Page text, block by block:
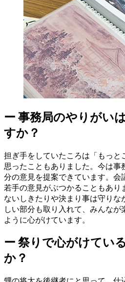
ー 事務局のやりがい
すか？
担ぎ手をしていたころは「もっと
思ったこともありました。今は事
分の意見を提案できています。会
若手の意見がぶつかることもあり
ないしきたりや決まり事は守り
しい部分も取り入れて、みんなが
ように心がけています。
ー 祭りで心がけてい
か？